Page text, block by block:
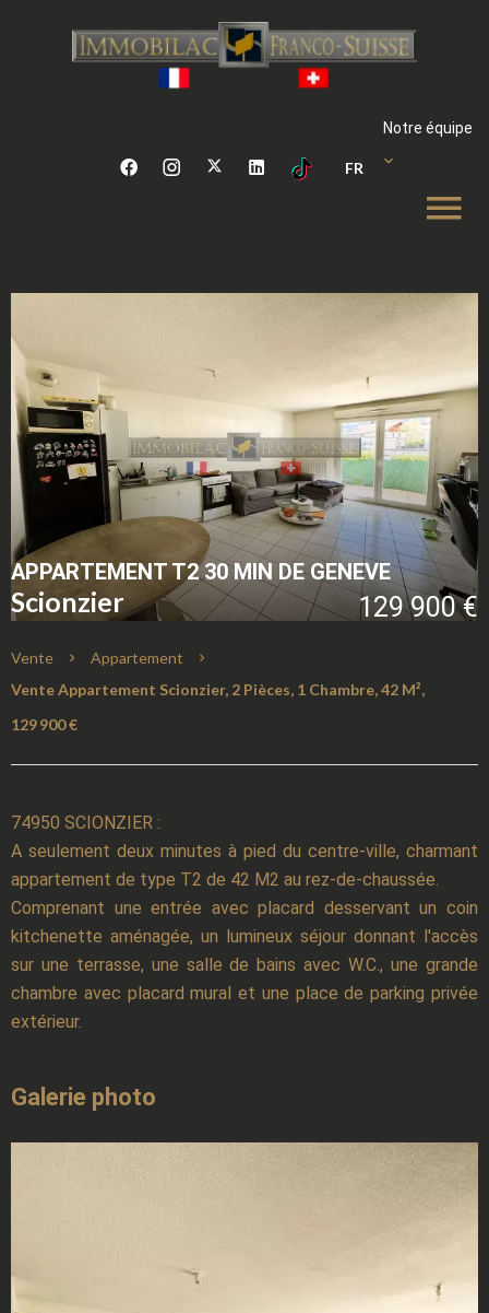
Notre équipe
FR
APPARTEMENT T2 30 MIN DE GENEVE
Scionzier 129 900 €
Vente
Appartement
Vente Appartement Scionzier, 2 Pièces, 1 Chambre, 42 M²,
129 900 €
74950 SCIONZIER :
A seulement deux minutes à pied du centre-ville, charmant
appartement de type T2 de 42 M2 au rez-de-chaussée.
Comprenant une entrée avec placard desservant un coin
kitchenette aménagée, un lumineux séjour donnant l'accès
sur une terrasse, une salle de bains avec W.C., une grande
chambre avec placard mural et une place de parking privée
extérieur.
Galerie photo